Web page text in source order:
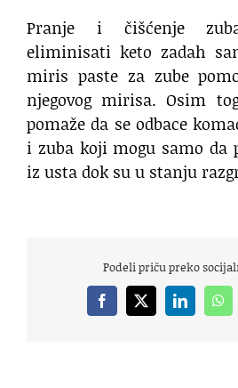
Pranje i čišćenje
eliminisati keto zadah
miris paste za zube
njegovog mirisa. Osim
pomaže da se odbace
i zuba koji mogu samo da
iz usta dok su u stanju
Podeli priču preko
Facebook
X LinkedIn